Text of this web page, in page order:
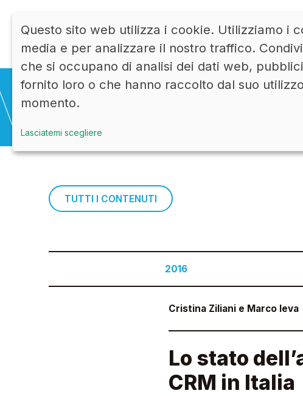
TUTTI I CONTENUTI
2016
Cristina Ziliani e Marco Ieva
Lo stato
CRM in Italia
Questo sito web utilizza i cookie. Utilizziamo i
media e per analizzare il nostro traffico.
che si occupano di analisi dei dati web,
fornito loro o che hanno raccolto dal suo
momento.
Lasciatemi scegliere